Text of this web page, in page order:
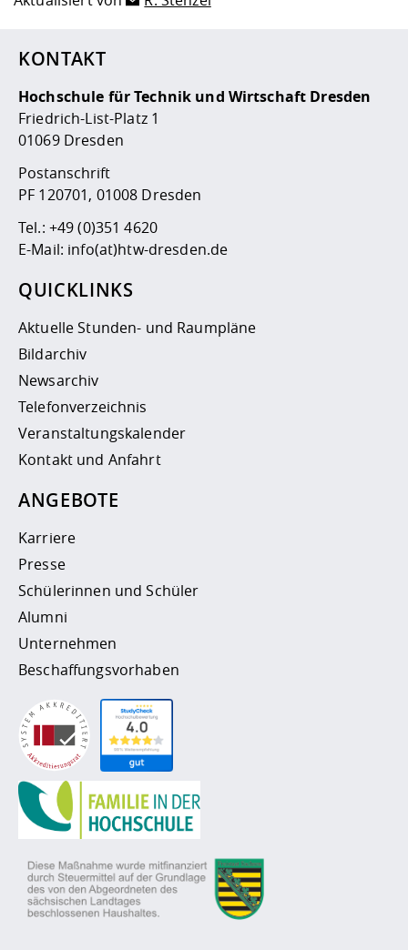
KONTAKT
Hochschule für Technik und Wirtschaft Dresden
Friedrich-List-Platz 1
01069 Dresden
Postanschrift
PF 120701, 01008 Dresden
Tel.: +49 (0)351 4620
E-Mail: info(at)htw-dresden.de
QUICKLINKS
Aktuelle Stunden- und Raumpläne
Bildarchiv
Newsarchiv
Telefonverzeichnis
Veranstaltungskalender
Kontakt und Anfahrt
ANGEBOTE
Karriere
Presse
Schülerinnen und Schüler
Alumni
Unternehmen
Beschaffungsvorhaben